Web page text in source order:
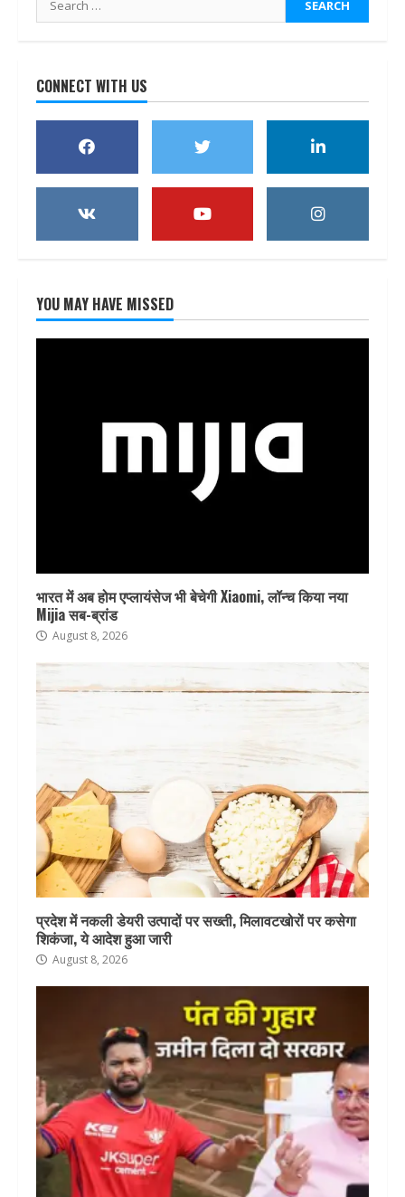
for:
CONNECT WITH US
YOU MAY HAVE MISSED
भारत में अब होम एप्लायंसेज भी बेचेगी Xiaomi, लॉन्च किया नया
Mijia सब-ब्रांड
August 8, 2026
प्रदेश में नकली डेयरी उत्पादों पर सख्ती, मिलावटखोरों पर कसेगा
शिकंजा, ये आदेश हुआ जारी
August 8, 2026